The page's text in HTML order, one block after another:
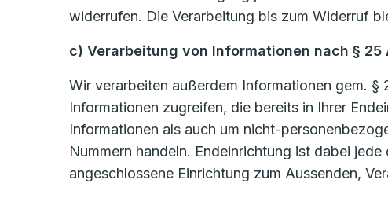
widerrufen. Die Verarbeitung bis zum Widerruf
c) Verarbeitung von Informationen nach § 25
Wir verarbeiten außerdem Informationen gem.
Informationen zugreifen, die bereits in Ihrer
Informationen als auch um nicht-
Nummern handeln. Endeinrichtung ist dabei
angeschlossene Einrichtung zum Aussenden,